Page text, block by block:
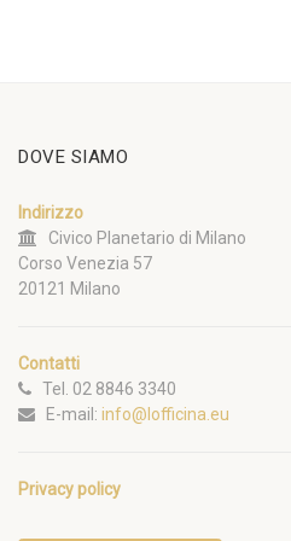
DOVE SIAMO
Indirizzo
Civico Planetario di Milano
Corso Venezia 57
20121 Milano
Contatti
Tel. 02 8846 3340
E-mail: info@lofficina.eu
Privacy policy